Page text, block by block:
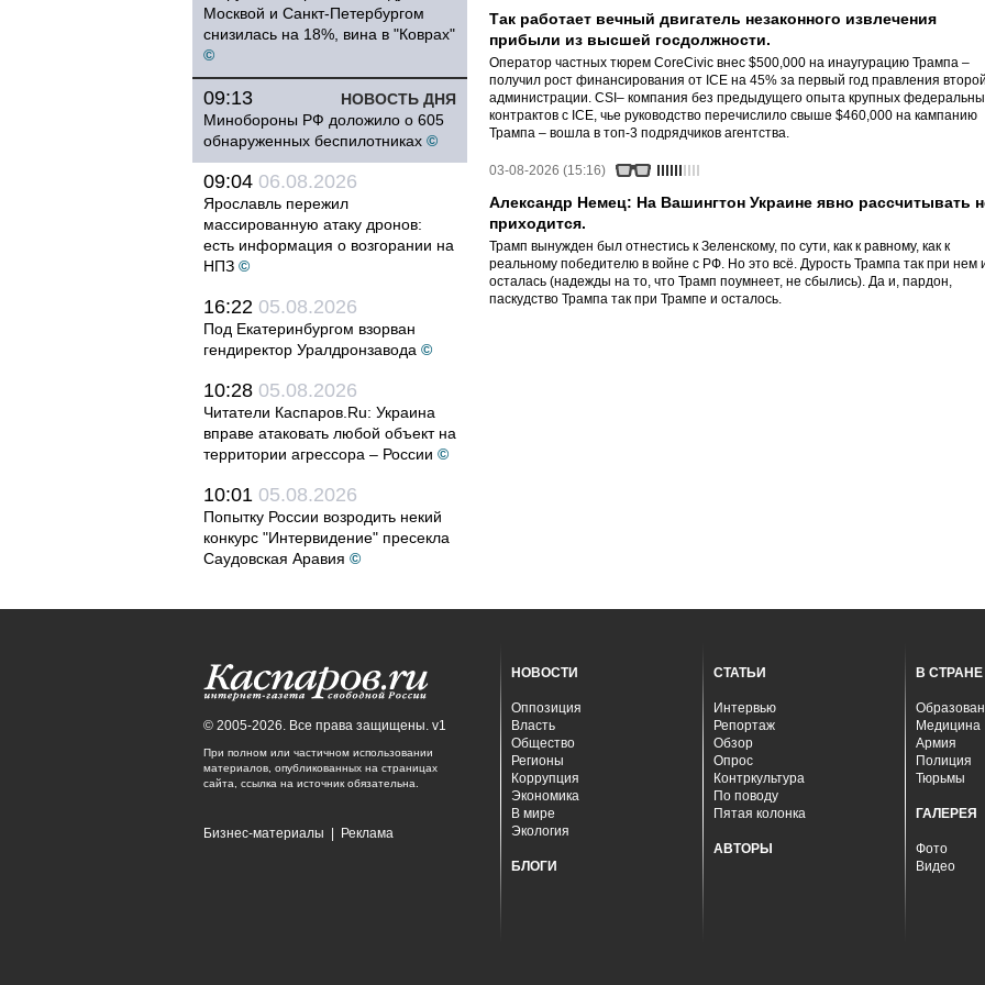
Москвой и Санкт-Петербургом
снизилась на 18%, вина в "Коврах"
©
НОВОСТЬ ДНЯ
09:13
Минобороны РФ доложило о 605
обнаруженных беспилотниках ©
09:04 06.08.2026
Ярославль пережил
массированную атаку дронов:
есть информация о возгорании на
НПЗ ©
16:22 05.08.2026
Под Екатеринбургом взорван
гендиректор Уралдронзавода ©
10:28 05.08.2026
Читатели Каспаров.Ru: Украина
вправе атаковать любой объект на
территории агрессора – России ©
10:01 05.08.2026
Попытку России возродить некий
конкурс "Интервидение" пресекла
Саудовская Аравия ©
Так работает вечный двигатель незаконного извлечения
прибыли из высшей госдолжности.
Оператор частных тюрем CoreCivic внес $500,000 на инаугурацию Трампа –
получил рост финансирования от ICE на 45% за первый год правления второй
администрации. CSI– компания без предыдущего опыта крупных
контрактов с ICE, чье руководство перечислило свыше $460,000 на кампанию
Трампа – вошла в топ-3 подрядчиков агентства.
03-08-2026 (15:16)
Александр Немец: На Вашингтон Украине явно рассчитывать
приходится.
Трамп вынужден был отнестись к Зеленскому, по сути, как к равному, как к
реальному победителю в войне с РФ. Но это всё. Дурость Трампа так при нем
осталась (надежды на то, что Трамп поумнеет, не сбылись). Да и, пардон,
паскудство Трампа так при Трампе и осталось.
© 2005-2026. Все права защищены. v1
При полном или частичном использовании
материалов, опубликованных на страницах
сайта, ссылка на источник обязательна.
Бизнес-материалы Реклама
НОВОСТИ
Оппозиция
Власть
Общество
Регионы
Коррупция
Экономика
В мире
Экология
БЛОГИ
СТАТЬИ
Интервью
Репортаж
Обзор
Опрос
Контркультура
По поводу
Пятая колонка
АВТОРЫ
В СТРАНЕ
Медицина
Армия
Полиция
Тюрьмы
ГАЛЕРЕЯ
Фото
Видео